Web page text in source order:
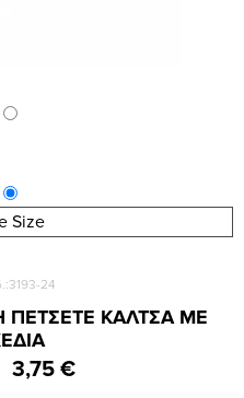
Size
24
ΠΕΤΣΕΤΕ ΚΑΛΤΣΑ ΜΕ
3,75 €